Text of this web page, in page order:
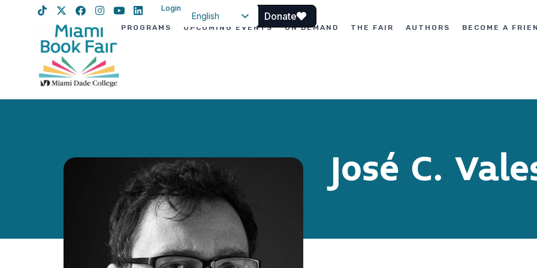
Login
English
Donate
PROGRAMS UPCOMING EVENTS ON DEMAND THE FAIR AUTHORS BECOME A
José C.